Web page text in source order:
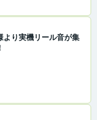
より実機リール音が集